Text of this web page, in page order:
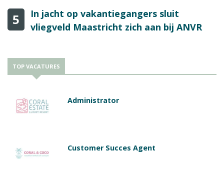
5
In jacht op vakantiegangers sluit
vliegveld Maastricht zich aan bij ANVR
TOP VACATURES
Administrator
Customer Succes Agent